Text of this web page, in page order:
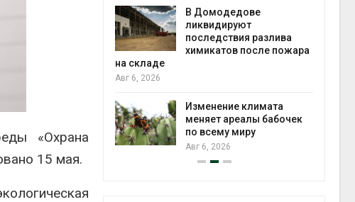
«Охрана
15 мая.
В Домодедове
ликвидируют
последствия разлива
химикатов после пожара
на складе
Авг 6, 2026
Изменение климата
меняет ареалы бабочек
по всему миру
Авг 6, 2026